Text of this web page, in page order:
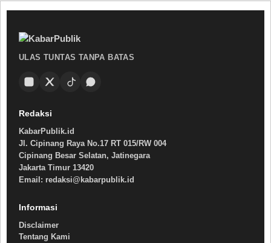
ULAS TUNTAS TANPA BATAS
Redaksi
KabarPublik.id
Jl. Cipinang Raya No.17 RT 015/RW 004
Cipinang Besar Selatan, Jatinegara
Jakarta Timur 13420
Email: redaksi@kabarpublik.id
Informasi
Disclaimer
Tentang Kami